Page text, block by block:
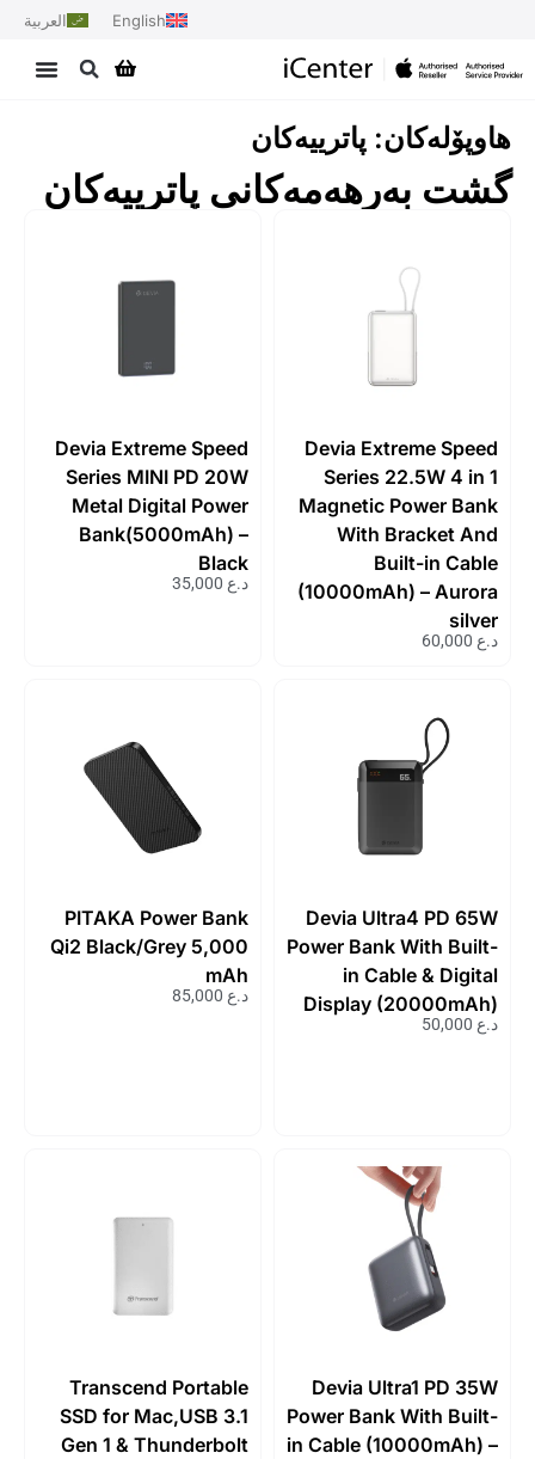
English العربية
هاوپۆلەکان: پاترییەکان
گشت بەرهەمەکانی پاترییەکان
Devia Extreme Speed
Series 22.5W 4 in 1
Magnetic Power Bank
With Bracket And
Built-in Cable
(10000mAh) – Aurora
silver
د.ع
Devia Extreme Speed
Series MINI PD 20W
Metal Digital Power
Bank(5000mAh) –
Black
د.ع
Devia Ultra4 PD 65W
Power Bank With Built-
in Cable & Digital
Display (20000mAh)
د.ع
PITAKA Power Bank
Qi2 Black/Grey 5,000
mAh
د.ع
Devia Ultra1 PD 35W
Power Bank With Built-
in Cable (10000mAh) –
Transcend Portable
SSD for Mac,USB 3.1
Gen 1 & Thunderbolt